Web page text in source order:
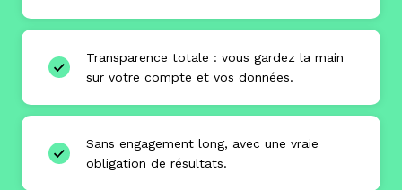
Transparence totale : vous gardez la main
sur votre compte et vos données.
Sans engagement long, avec une vraie
obligation de résultats.